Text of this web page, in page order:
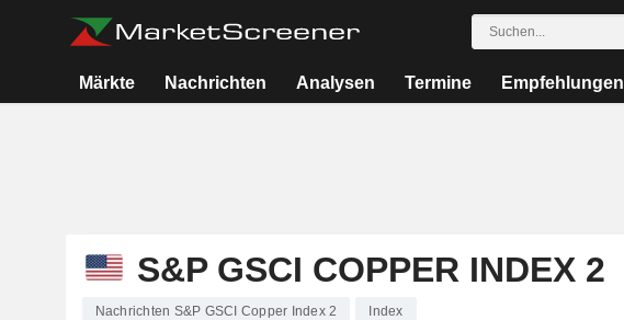
Märkte Nachrichten Analysen Termine Empfehlungen
S&P GSCI COPPER INDEX 2
Nachrichten S&P GSCI Copper Index 2 Index